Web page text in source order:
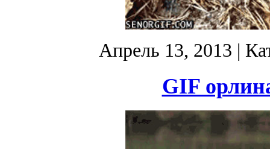
Апрель 13, 2013 |
GIF